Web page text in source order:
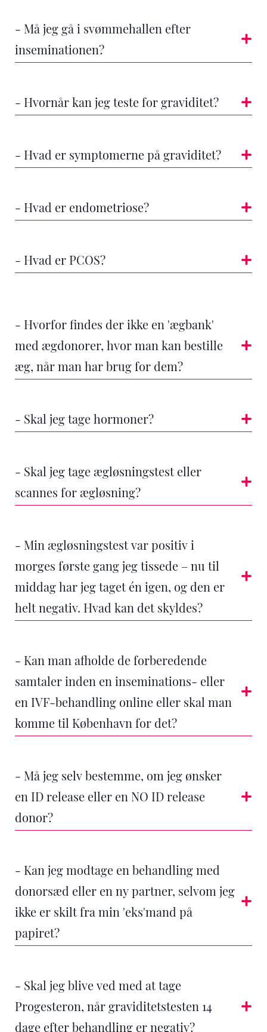
- Må jeg gå i svømmehallen efter
inseminationen?
- Hvornår kan jeg teste for graviditet?
- Hvad er symptomerne på graviditet?
- Hvad er endometriose?
- Hvad er PCOS?
- Hvorfor findes der ikke en 'ægbank'
med ægdonorer, hvor man kan bestille
æg, når man har brug for dem?
- Skal jeg tage hormoner?
- Skal jeg tage ægløsningstest eller
scannes for ægløsning?
- Min ægløsningstest var positiv i
morges første gang jeg tissede – nu til
middag har jeg taget én igen, og den er
helt negativ. Hvad kan det skyldes?
- Kan man afholde de forberedende
samtaler inden en inseminations- eller
en IVF-behandling online eller skal man
komme til København for det?
- Må jeg selv bestemme, om jeg ønsker
en ID release eller en NO ID release
donor?
- Kan jeg modtage en behandling med
donorsæd eller en ny partner, selvom jeg
ikke er skilt fra min 'eks'mand på
papiret?
- Skal jeg blive ved med at tage
Progesteron, når graviditetstesten 14
dage efter behandling er negativ?